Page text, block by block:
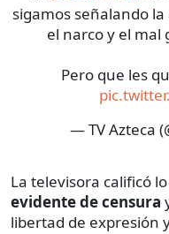
sigamos señalando
el narco y el mal
Pero que les
— TV Azteca
La televisora calificó
evidente de censura
libertad de expresión